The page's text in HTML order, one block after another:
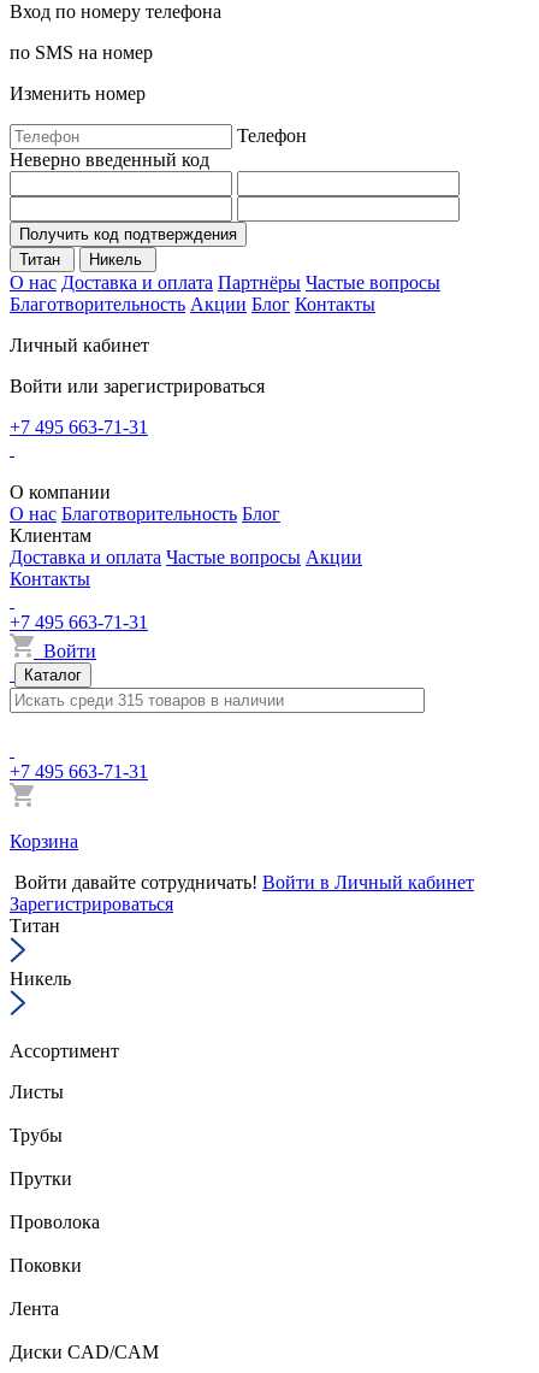
Вход по номеру телефона
по SMS на номер
Изменить номер
Телефон
Неверно введенный код
Получить код подтверждения
Титан
Никель
О нас Доставка и оплата Партнёры Частые вопросы
Благотворительность Акции Блог Контакты
Личный кабинет
Войти или зарегистрироваться
+7 495 663-71-31
О компании
О нас Благотворительность Блог
Клиентам
Доставка и оплата Частые вопросы Акции
Контакты
+7 495 663-71-31
Войти
Каталог
+7 495 663-71-31
Корзина
Войти давайте сотрудничать! Войти в Личный кабинет
Зарегистрироваться
Титан
Никель
Ассортимент
Листы
Трубы
Прутки
Проволока
Поковки
Лента
Диски CAD/CAM